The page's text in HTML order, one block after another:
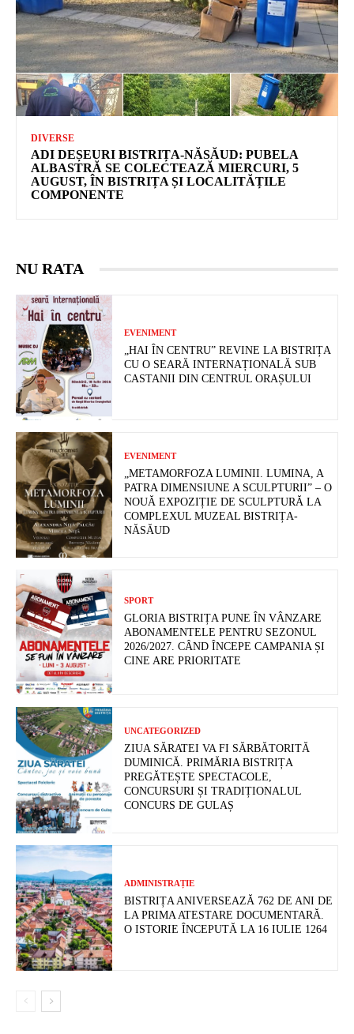
DIVERSE
ADI DEȘEURI BISTRIȚA-NĂSĂUD: PUBELA
ALBASTRĂ SE COLECTEAZĂ MIERCURI, 5
AUGUST, ÎN BISTRIȚA ȘI LOCALITĂȚILE
COMPONENTE
NU RATA
EVENIMENT
„HAI ÎN CENTRU” REVINE LA BISTRIȚA
CU O SEARĂ INTERNAȚIONALĂ SUB
CASTANII DIN CENTRUL ORAȘULUI
EVENIMENT
„METAMORFOZA LUMINII. LUMINA, A
PATRA DIMENSIUNE A SCULPTURII” – O
NOUĂ EXPOZIȚIE DE SCULPTURĂ LA
COMPLEXUL MUZEAL BISTRIȚA-
NĂSĂUD
SPORT
GLORIA BISTRIȚA PUNE ÎN VÂNZARE
ABONAMENTELE PENTRU SEZONUL
2026/2027. CÂND ÎNCEPE CAMPANIA ȘI
CINE ARE PRIORITATE
UNCATEGORIZED
ZIUA SĂRATEI VA FI SĂRBĂTORITĂ
DUMINICĂ. PRIMĂRIA BISTRIȚA
PREGĂTEȘTE SPECTACOLE,
CONCURSURI ȘI TRADIȚIONALUL
CONCURS DE GULAȘ
ADMINISTRAȚIE
BISTRIȚA ANIVERSEAZĂ 762 DE ANI DE
LA PRIMA ATESTARE DOCUMENTARĂ.
O ISTORIE ÎNCEPUTĂ LA 16 IULIE 1264